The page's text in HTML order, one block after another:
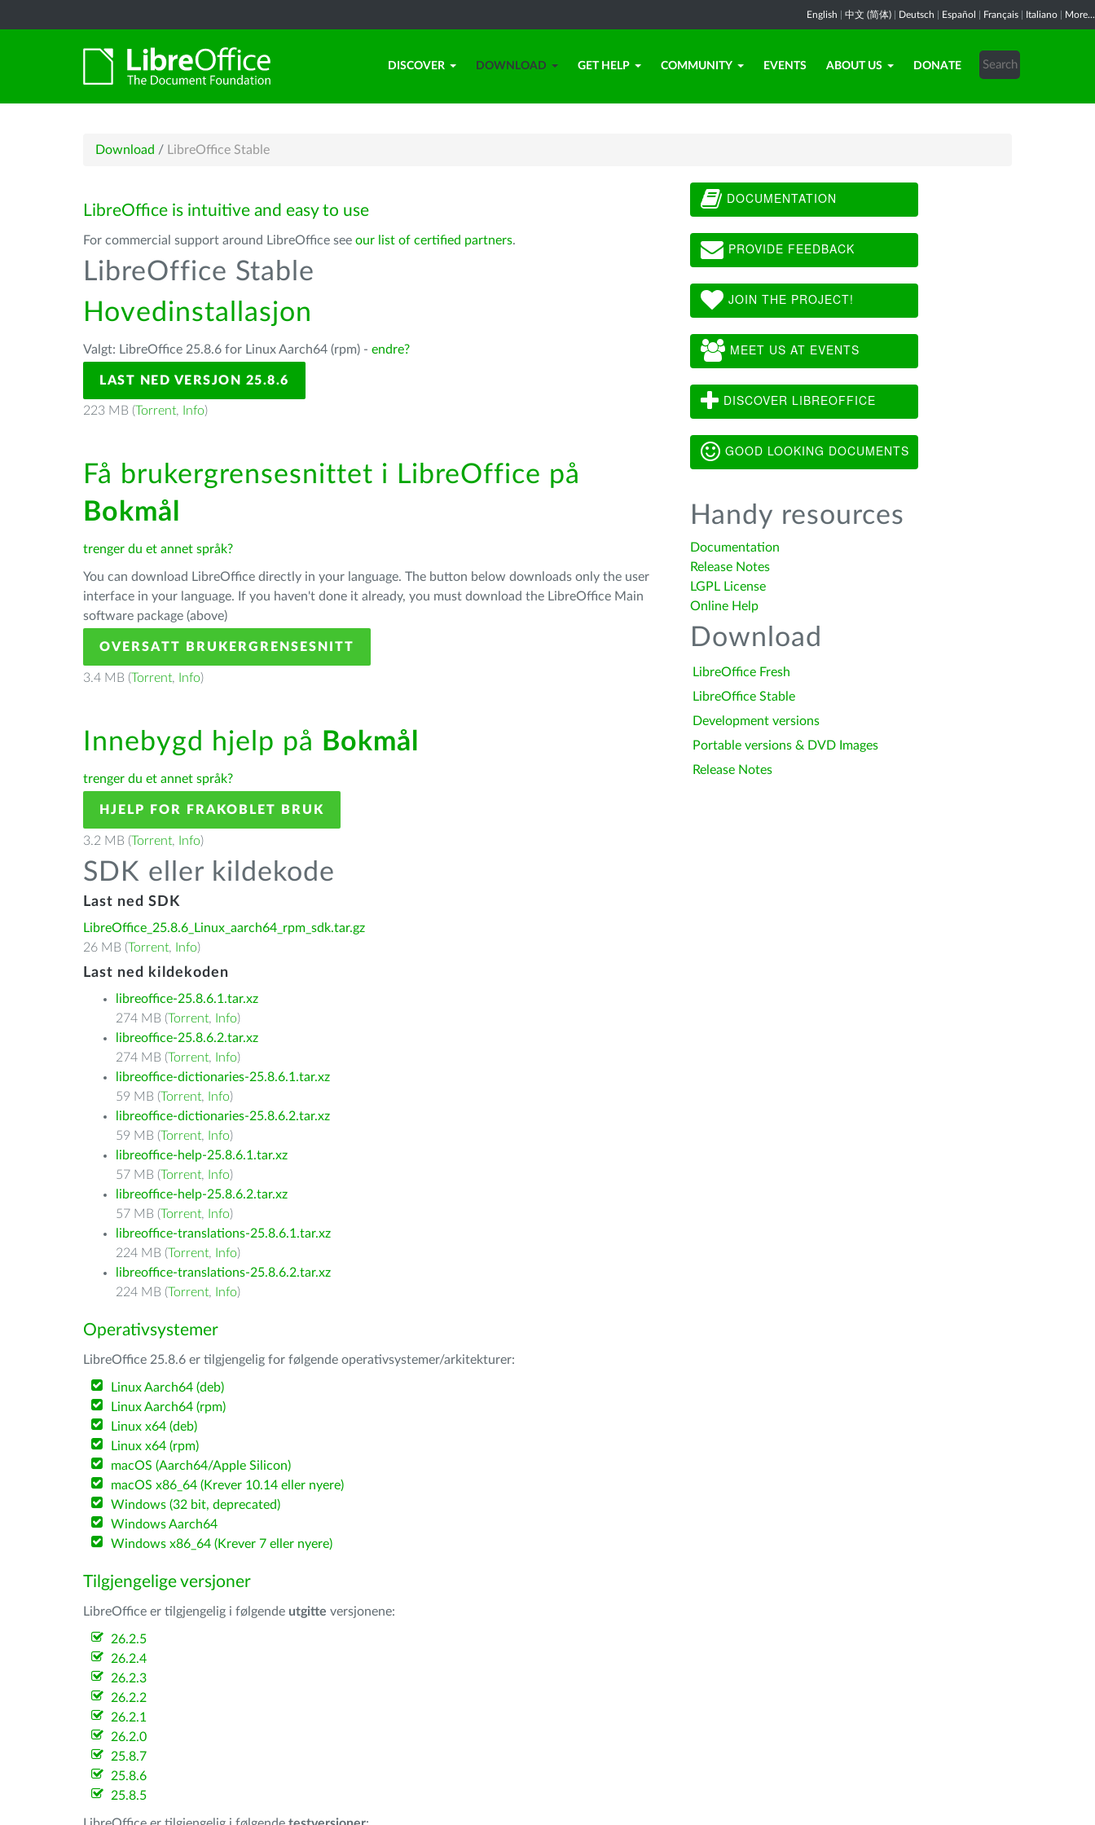
English 中文 (简体) Deutsch Español Français Italiano More...
DISCOVER DOWNLOAD GET HELP COMMUNITY EVENTS ABOUT US DONATE
Download / LibreOffice Stable
LibreOffice is intuitive and easy to use
For commercial support around LibreOffice see our list of certified partners.
LibreOffice Stable
Hovedinstallasjon
Valgt: LibreOffice 25.8.6 for Linux Aarch64 (rpm) - endre?
LAST NED VERSJON 25.8.6
223 MB (Torrent, Info)
Få brukergrensesnittet i LibreOffice på
Bokmål
trenger du et annet språk?
You can download LibreOffice directly in your language. The button below downloads only the user
interface in your language. If you haven't done it already, you must download the LibreOffice Main
software package (above)
OVERSATT BRUKERGRENSESNITT
3.4 MB (Torrent, Info)
Innebygd hjelp på Bokmål
trenger du et annet språk?
HJELP FOR FRAKOBLET BRUK
3.2 MB (Torrent, Info)
SDK eller kildekode
Last ned SDK
LibreOffice_25.8.6_Linux_aarch64_rpm_sdk.tar.gz
26 MB (Torrent, Info)
Last ned kildekoden
libreoffice-25.8.6.1.tar.xz
274 MB (Torrent, Info)
libreoffice-25.8.6.2.tar.xz
274 MB (Torrent, Info)
libreoffice-dictionaries-25.8.6.1.tar.xz
59 MB (Torrent, Info)
libreoffice-dictionaries-25.8.6.2.tar.xz
59 MB (Torrent, Info)
libreoffice-help-25.8.6.1.tar.xz
57 MB (Torrent, Info)
libreoffice-help-25.8.6.2.tar.xz
57 MB (Torrent, Info)
libreoffice-translations-25.8.6.1.tar.xz
224 MB (Torrent, Info)
libreoffice-translations-25.8.6.2.tar.xz
224 MB (Torrent, Info)
Operativsystemer
LibreOffice 25.8.6 er tilgjengelig for følgende operativsystemer/arkitekturer:
Linux Aarch64 (deb)
Linux Aarch64 (rpm)
Linux x64 (deb)
Linux x64 (rpm)
macOS (Aarch64/Apple Silicon)
macOS x86_64 (Krever 10.14 eller nyere)
Windows (32 bit, deprecated)
Windows Aarch64
Windows x86_64 (Krever 7 eller nyere)
Tilgjengelige versjoner
LibreOffice er tilgjengelig i følgende utgitte versjonene:
26.2.5
26.2.4
26.2.3
26.2.2
26.2.1
26.2.0
25.8.7
25.8.6
25.8.5
DOCUMENTATION
PROVIDE FEEDBACK
JOIN THE PROJECT!
MEET US AT EVENTS
DISCOVER LIBREOFFICE
GOOD LOOKING DOCUMENTS
Handy resources
Documentation
Release Notes
LGPL License
Online Help
Download
LibreOffice Fresh
LibreOffice Stable
Development versions
Portable versions & DVD Images
Release Notes